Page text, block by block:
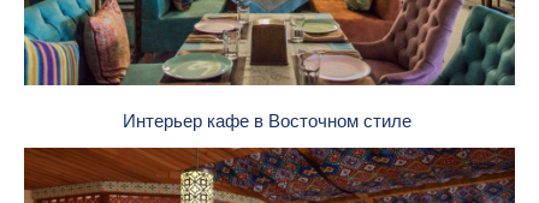
Интерьер кафе в Восточном стиле